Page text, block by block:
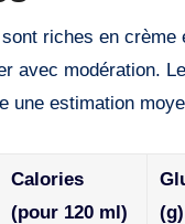
riches en crème
avec modération.
une estimation
Calories
(pour 120 ml)
(g)